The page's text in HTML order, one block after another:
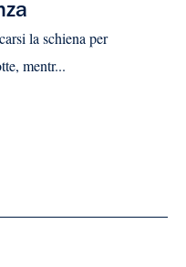
la schiena per
mentr...